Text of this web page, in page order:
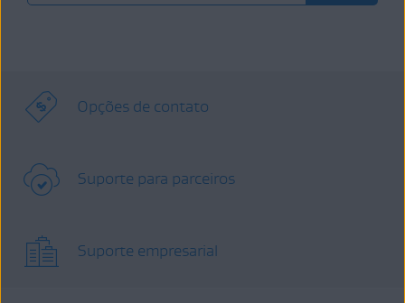
Opções de contato
Suporte para parceiros
Suporte empresarial